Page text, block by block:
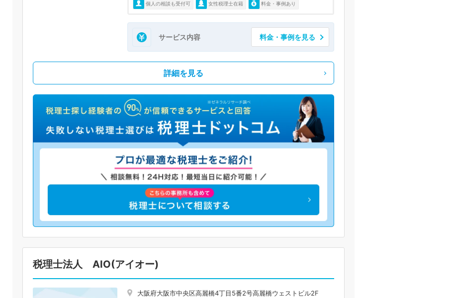
個人の相談も受付可 女性税理士在籍 料金・事例あり
サービス内容 料金・事例を見る
詳細を見る
税理士法人 AIO(アイオー)
大阪府大阪市中央区高麗橋4丁目5番2号高麗橋ウェストビル2F